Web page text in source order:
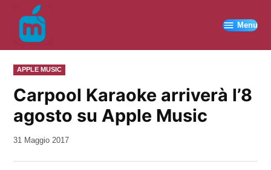
contenuto
Menu
PUBBLICATO
IN
APPLE MUSIC
Carpool Karaoke arriverà l’8
agosto su Apple Music
da
31 Maggio 2017